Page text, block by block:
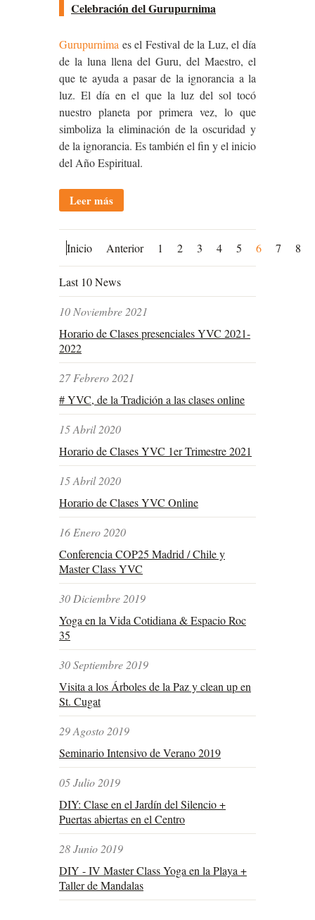
Celebración del Gurupurnima
Gurupurnima es el Festival de la Luz, el día
de la luna llena del Guru, del Maestro, el
que te ayuda a pasar de la ignorancia a la
luz. El día en el que la luz del sol tocó
nuestro planeta por primera vez, lo que
simboliza la eliminación de la oscuridad y
de la ignorancia. Es también el fin y el inicio
del Año Espiritual.
Leer más
Inicio Anterior 1 2 3 4 5 6 7 8
Last 10 News
10 Noviembre 2021
Horario de Clases presenciales YVC 2021-
2022
27 Febrero 2021
# YVC, de la Tradición a las clases online
15 Abril 2020
Horario de Clases YVC 1er Trimestre 2021
15 Abril 2020
Horario de Clases YVC Online
16 Enero 2020
Conferencia COP25 Madrid / Chile y
Master Class YVC
30 Diciembre 2019
Yoga en la Vida Cotidiana & Espacio Roc
35
30 Septiembre 2019
Visita a los Árboles de la Paz y clean up en
St. Cugat
29 Agosto 2019
Seminario Intensivo de Verano 2019
05 Julio 2019
DIY: Clase en el Jardín del Silencio +
Puertas abiertas en el Centro
28 Junio 2019
DIY - IV Master Class Yoga en la Playa +
Taller de Mandalas